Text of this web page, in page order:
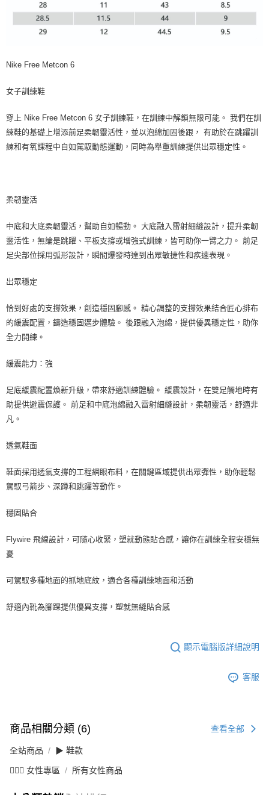
Nike Free Metcon 6
女子訓練鞋
穿上 Nike Free Metcon 6 女子訓練鞋，在訓練中解鎖無限可能。 我們在訓
練鞋的基礎上增添前足柔韌靈活性，並以泡綿加固後跟， 有助於在跳躍訓
練和有氧課程中自如駕馭動態運動，同時為舉重訓練提供出眾穩定性。
柔韌靈活
中底和大底柔韌靈活，幫助自如暢動。 大底融入雷射細縫設計，提升柔韌
靈活性，無論是跳躍、平板支撐或增強式訓練，皆可助你一臂之力。 前足
足尖部位採用弧形設計，瞬間爆發時達到出眾敏捷性和疾速表現。
出眾穩定
恰到好處的支撐效果，創造穩固腳感。 精心調整的支撐效果結合匠心排布
的緩震配置，鑄造穩固邁步體驗。 後跟融入泡綿，提供優異穩定性，助你
全力開練。
緩震能力：強
足底緩震配置煥新升級，帶來舒適訓練體驗。 緩震設計，在雙足觸地時有
助提供避震保護。 前足和中底泡綿融入雷射細縫設計，柔韌靈活，舒適非
凡。
透氣鞋面
鞋面採用透氣支撐的工程網眼布料，在關鍵區域提供出眾彈性，助你輕鬆
駕馭弓箭步、深蹲和跳躍等動作。
穩固貼合
Flywire 飛線設計，可隨心收緊，塑就動態貼合感，讓你在訓練全程安穩無
憂
可駕馭多種地面的抓地底紋，適合各種訓練地面和活動
舒適內靴為腳踝提供優異支撐，塑就無縫貼合感
顯示電腦版詳細說明
客服
商品相關分類 (6) 查看全部
全站商品 ▶ 鞋款
💁🏻‍♀️ 女性專區 所有女性商品